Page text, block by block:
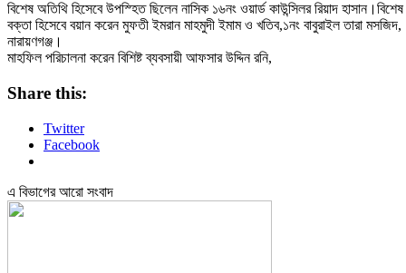
বিশেষ অতিথি হিসেবে উপস্হিত ছিলেন নাসিক ১৬নং ওয়ার্ড কাউন্সিলর রিয়াদ হাসান।বিশেষ
বক্তা হিসেবে বয়ান করেন মুফতী ইমরান মাহমুদী ইমাম ও খতিব,১নং বাবুরাইল তারা মসজিদ,
নারায়ণগঞ্জ।
মাহফিল পরিচালনা করেন বিশিষ্ট ব্যবসায়ী আফসার উদ্দিন রনি,
Share this:
Twitter
Facebook
এ বিভাগের আরো সংবাদ